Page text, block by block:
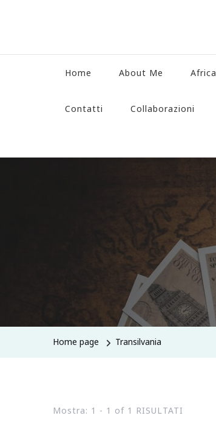
Home About Me Africa
Contatti Collaborazioni
Home page Transilvania
Mostra: 1 - 1 of 1 RISULTATI